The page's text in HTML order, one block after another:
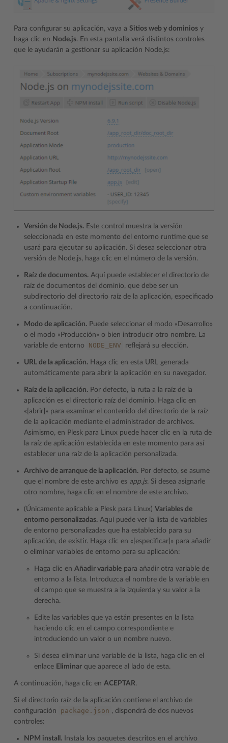
Para configurar su aplicación, vaya a Sitios web y dominios y
haga clic en Node.js. En esta pantalla verá distintos controles
que le ayudarán a gestionar su aplicación Node.js:
Versión de Node.js. Este control muestra la versión
seleccionada en este momento del entorno runtime que se
usará para ejecutar su aplicación. Si desea seleccionar otra
versión de Node.js, haga clic en el número de la versión.
Raíz de documentos. Aquí puede establecer el directorio de
raíz de documentos del dominio, que debe ser un
subdirectorio del directorio raíz de la aplicación, especificado
a continuación.
Modo de aplicación. Puede seleccionar el modo «Desarrollo»
o el modo «Producción» o bien introducir otro nombre. La
variable de entorno
NODE_ENV reflejará su elección.
URL de la aplicación. Haga clic en esta URL generada
automáticamente para abrir la aplicación en su navegador.
Raíz de la aplicación. Por defecto, la ruta a la raíz de la
aplicación es el directorio raíz del dominio. Haga clic en
«[abrir]» para examinar el contenido del directorio de la raíz
de la aplicación mediante el administrador de archivos.
Asimismo, en Plesk para Linux puede hacer clic en la ruta de
la raíz de aplicación establecida en este momento para así
establecer una raíz de la aplicación personalizada.
Archivo de arranque de la aplicación. Por defecto, se asume
que el nombre de este archivo es app.js. Si desea asignarle
otro nombre, haga clic en el nombre de este archivo.
(Únicamente aplicable a Plesk para Linux) Variables de
entorno personalizadas. Aquí puede ver la lista de variables
de entorno personalizadas que ha establecido para su
aplicación, de existir. Haga clic en «[especificar]» para añadir
o eliminar variables de entorno para su aplicación:
Haga clic en Añadir variable para añadir otra variable de
entorno a la lista. Introduzca el nombre de la variable en
el campo que se muestra a la izquierda y su valor a la
derecha.
Edite las variables que ya están presentes en la lista
haciendo clic en el campo correspondiente e
introduciendo un valor o un nombre nuevo.
Si desea eliminar una variable de la lista, haga clic en el
enlace Eliminar que aparece al lado de esta.
A continuación, haga clic en ACEPTAR.
Si el directorio raíz de la aplicación contiene el archivo de
configuración
package.json , dispondrá de dos nuevos
controles:
NPM install. Instala los paquetes descritos en el archivo